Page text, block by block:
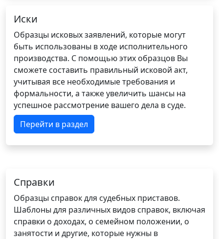
Иски
Образцы исковых заявлений, которые могут
быть использованы в ходе исполнительного
производства. С помощью этих образцов Вы
сможете составить правильный исковой акт,
учитывая все необходимые требования и
формальности, а также увеличить шансы на
успешное рассмотрение вашего дела в суде.
Перейти в раздел
Справки
Образцы справок для судебных приставов.
Шаблоны для различных видов справок, включая
справки о доходах, о семейном положении, о
занятости и другие, которые нужны в